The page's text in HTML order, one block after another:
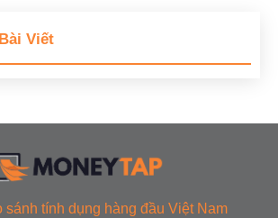
Viết
sánh tính dụng hàng đầu Việt Nam